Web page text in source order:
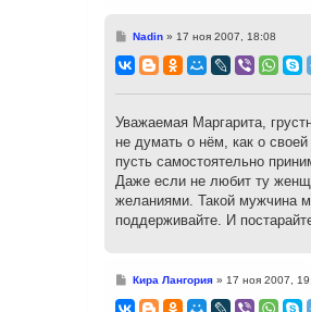
С
о
б
и
е
Nadin» 17 ноя 2007, 18:08
Уважаемая Маргарита,
не думать о нём, как о
пусть самостоятельно
Даже если не любит ту
желаниями. Такой мужчина
поддерживайте. И
С
о
Кира Лангория» 17 ноя 2007,